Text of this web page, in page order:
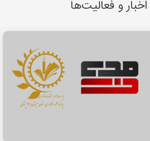
اخبار و فعالیت‌ها